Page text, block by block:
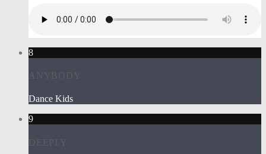
8
ANYBODY
Dance Kids
9
DEEPLY